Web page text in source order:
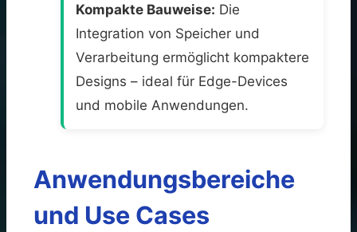
Kompakte Bauweise: Die
Integration von Speicher und
Verarbeitung ermöglicht kompaktere
Designs – ideal für Edge-Devices
und mobile Anwendungen.
Anwendungsbereiche
und Use Cases